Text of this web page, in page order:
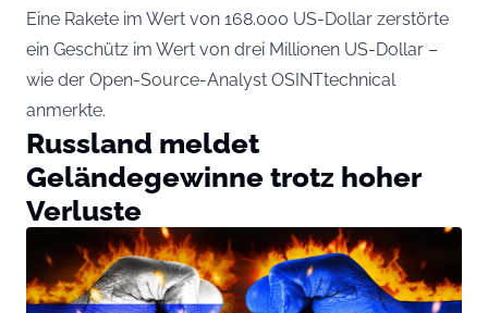
Eine Rakete im Wert von 168.000 US-Dollar zerstörte
ein Geschütz im Wert von drei Millionen US-Dollar –
wie der Open-Source-Analyst OSINTtechnical
anmerkte.
Russland meldet
Geländegewinne trotz hoher
Verluste